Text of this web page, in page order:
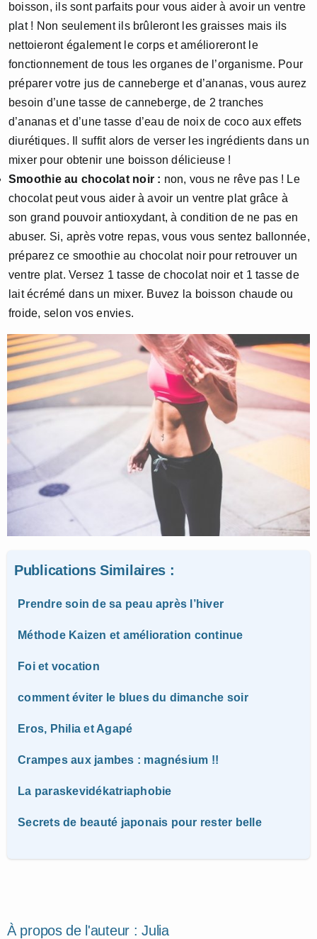
boisson, ils sont parfaits pour vous aider à avoir un ventre
plat ! Non seulement ils brûleront les graisses mais ils
nettoieront également le corps et amélioreront le
fonctionnement de tous les organes de l’organisme. Pour
préparer votre jus de canneberge et d’ananas, vous aurez
besoin d’une tasse de canneberge, de 2 tranches
d’ananas et d’une tasse d’eau de noix de coco aux effets
diurétiques. Il suffit alors de verser les ingrédients dans un
mixer pour obtenir une boisson délicieuse !
Smoothie au chocolat noir : non, vous ne rêve pas ! Le
chocolat peut vous aider à avoir un ventre plat grâce à
son grand pouvoir antioxydant, à condition de ne pas en
abuser. Si, après votre repas, vous vous sentez ballonnée,
préparez ce smoothie au chocolat noir pour retrouver un
ventre plat. Versez 1 tasse de chocolat noir et 1 tasse de
lait écrémé dans un mixer. Buvez la boisson chaude ou
froide, selon vos envies.
Publications Similaires :
Prendre soin de sa peau après l’hiver
Méthode Kaizen et amélioration continue
Foi et vocation
comment éviter le blues du dimanche soir
Eros, Philia et Agapé
Crampes aux jambes : magnésium !!
La paraskevidékatriaphobie
Secrets de beauté japonais pour rester belle
À propos de l'auteur :Julia